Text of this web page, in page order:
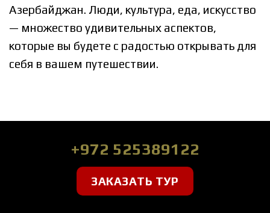
Азербайджан. Люди, культура, еда, искусство
— множество удивительных аспектов,
которые вы будете с радостью открывать для
себя в вашем путешествии.
+972 525389122
ЗАКАЗАТЬ ТУР